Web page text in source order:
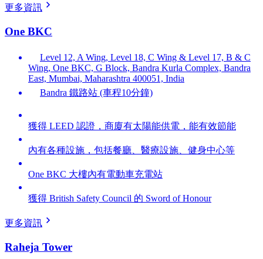
更多資訊
One BKC
Level 12, A Wing, Level 18, C Wing & Level 17, B & C
Wing, One BKC, G Block, Bandra Kurla Complex, Bandra
East, Mumbai, Maharashtra 400051, India
Bandra 鐵路站 (車程10分鐘)
獲得 LEED 認證，商廈有太陽能供電，能有效節能
內有各種設施，包括餐廳、醫療設施、健身中心等
One BKC 大樓內有電動車充電站
獲得 British Safety Council 的 Sword of Honour
更多資訊
Raheja Tower